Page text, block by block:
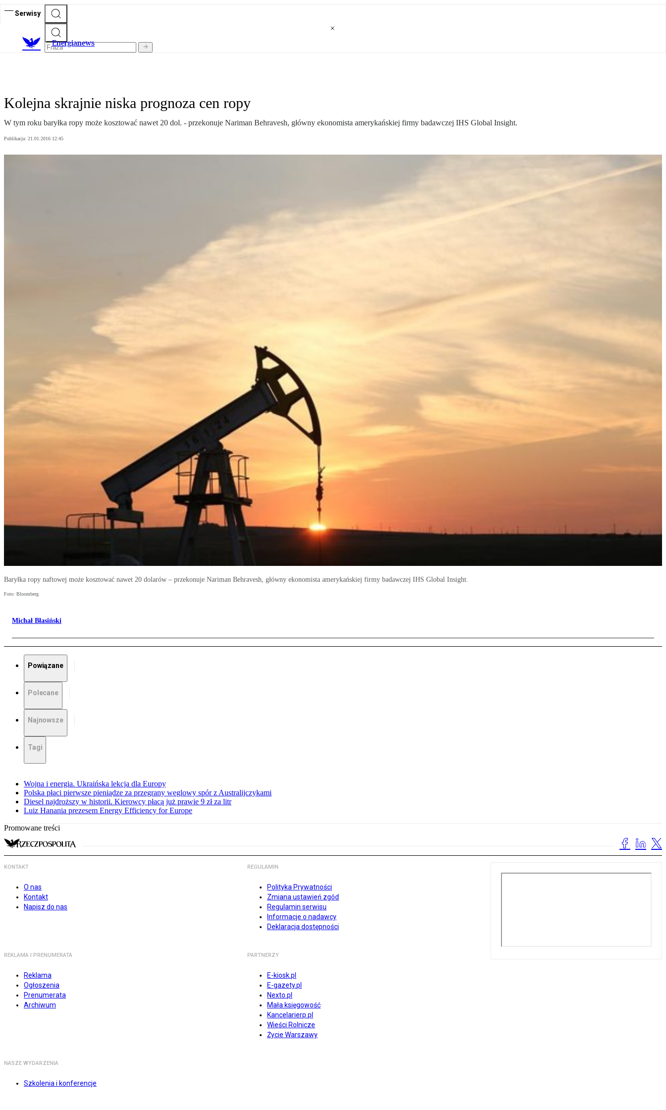
Serwisy
Energianews
Kolejna skrajnie niska prognoza cen ropy
W tym roku baryłka ropy może kosztować nawet 20 dol. - przekonuje Nariman Behravesh, główny ekonomista amerykańskiej firmy badawczej IHS Global Insight.
Publikacja: 21.01.2016 12:45
Baryłka ropy naftowej może kosztować nawet 20 dolarów – przekonuje Nariman Behravesh, główny ekonomista amerykańskiej firmy badawczej IHS Global Insight.
Foto: Bloomberg
Michał Błasiński
Powiązane
Polecane
Najnowsze
Tagi
Wojna i energia. Ukraińska lekcja dla Europy
Polska płaci pierwsze pieniądze za przegrany węglowy spór z Australijczykami
Diesel najdroższy w historii. Kierowcy płacą już prawie 9 zł za litr
Luiz Hanania prezesem Energy Efficiency for Europe
Promowane treści
KONTAKT
O nas
Kontakt
Napisz do nas
REGULAMIN
Polityka Prywatności
Zmiana ustawień zgód
Regulamin serwisu
Informacje o nadawcy
Deklaracja dostępności
REKLAMA I PRENUMERATA
Reklama
Ogłoszenia
Prenumerata
Archiwum
PARTNERZY
E-kiosk.pl
E-gazety.pl
Nexto.pl
Mała księgowość
Kancelarierp.pl
Wieści Rolnicze
Życie Warszawy
NASZE WYDARZENIA
Szkolenia i konferencje